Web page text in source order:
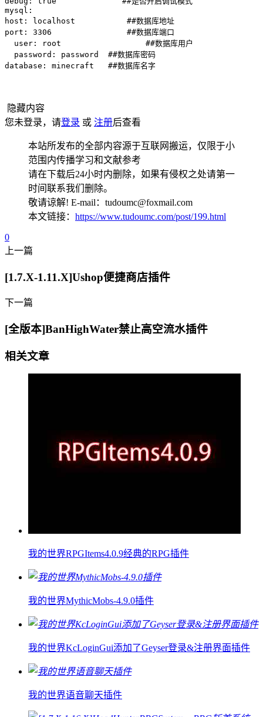
mysql:
host: localhost           ##数据库地址
port: 3306                ##数据库端口
user: root                  ##数据库用户
password: password  ##数据库密码
database: minecraft   ##数据库名字
隐藏内容
您未登录，请登录 或 注册后查看
本站所发布的全部内容源于互联网搬运，仅限于小
范围内传播学习和文献参考
请在下载后24小时内删除，如果有侵权之处请第一
时间联系我们删除。
敬请谅解! E-mail：tudoumc@foxmail.com
本文链接： https://www.tudoumc.com/post/199.html
0
上一篇
[1.7.X-1.11.X]Ushop便捷商店插件
下一篇
[全版本]BanHighWater禁止高空流水插件
相关文章
我的世界RPGItems4.0.9经典的RPG插件
我的世界MythicMobs-4.9.0插件
我的世界KcLoginGui添加了Geyser登录&注册界面插件
我的世界语音聊天插件